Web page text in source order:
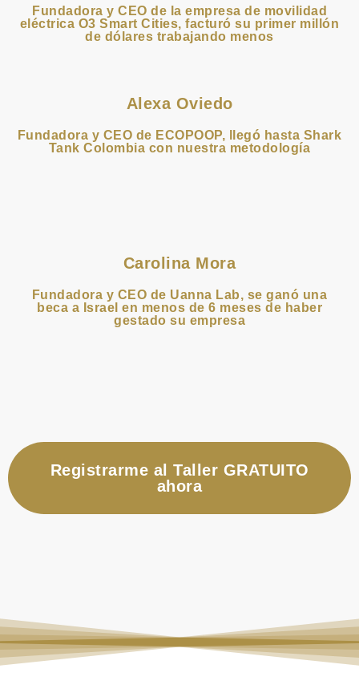
Fundadora y CEO de la empresa de movilidad
eléctrica O3 Smart Cities, facturó su primer millón
de dólares trabajando menos
Alexa Oviedo
Fundadora y CEO de ECOPOOP, llegó hasta Shark
Tank Colombia con nuestra metodología
Carolina Mora
Fundadora y CEO de Uanna Lab, se ganó una
beca a Israel en menos de 6 meses de haber
gestado su empresa
Registrarme al Taller GRATUITO
ahora